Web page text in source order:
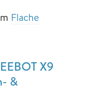
Flache
X9
&